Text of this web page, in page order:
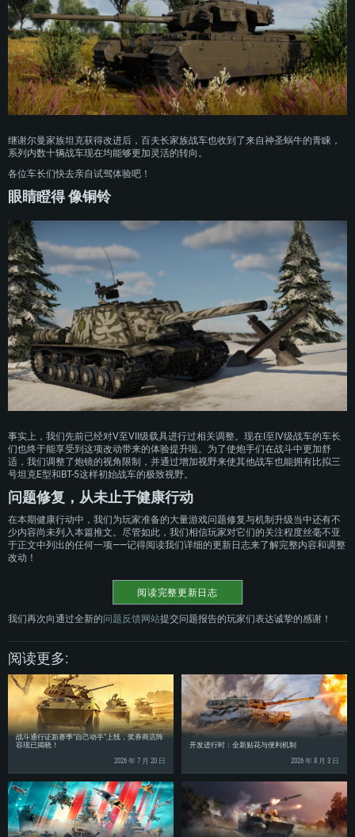
操作系统：Windows 10 (64位)
处理器：双核 2.2 GHz
内存大小：4GB
图形处理器：DirectX 11 级别的显卡 - AMD Radeon 77XX / NVIDIA GeForce
GTX 660 (游戏支持的解析度最低为720P)
网络：宽带网络连接
推荐配置
操作系统：Windows 10 / 11 (64位)
处理器：英特尔 Core i5 或 Ryzen 5 3600 及以上
内存大小: 16 GB 或更高
图形处理器：DirectX 11 及以上级别的显卡 - Nvidia GeForce GTX1060 /
AMD Radeon RX 570 同等级及更高
网络：宽带网络连接
硬盘空间: 75.9 GB (完整客户端)
操作系统：Mac OS Big Sur 11.0 或更新版本
处理器：Core i7，至少需要 2.2GHz (不支持Intel Xeon系列)
内存大小：6 GB
图形处理器: Intel Iris Pro 5200 (Mac) 或同等水平的 AMD / Nvidia显卡 (游戏
支持的解析度最低为720P)
网络：宽带网络连接
推荐配置
操作系统：Mac OS Big Sur 11.0 或更新版本
处理器：Core i7 (不支持Intel Xeon系列)
内存大小：8 GB
图形处理器：Radeon Vega II或更高，需要支持Metal
网络：宽带网络连接
硬盘空间：62.2 GB (完整客户端)
操作系统：大部分现代 64 位 Linux 系统发行版
处理器：双核 2.4 GHz
内存大小：4 GB
图形处理器：NVIDIA GTX 660 及最新显卡驱动 (至少为半年以内的版本) 或同
等水平的 AMD 显卡及最新的显卡驱动 (至少为半年以内的版本)。游戏支持的
解析度最低为720P。显卡需要支持Vulkan API
网络：宽带网络连接
硬盘空间: 22.1 GB (极简客户端)
推荐配置
操作系统：Ubuntu 20.04 64位
内存大小: 16 GB
图形处理器：NVIDIA GTX 1060 与最新显卡驱动 (至少为半年以内的版本) 或
同等水平的 AMD 显卡 (如 Radeon RX 570) 及最新的显卡驱动 (至少为半年以
内的版本)。
网络：宽带网络连接
硬盘空间：62.2 GB (完整客户端)
继谢尔曼家族坦克获得改进后，百夫长家族战车也收到了来自神圣蜗牛的青睐，
系列内数十辆战车现在均能够更加灵活的转向。
各位车长们快去亲自试驾体验吧！
眼睛瞪得 像铜铃
事实上，我们先前已经对V至VII级载具进行过相关调整。现在I至IV级战车的车长
们也终于能享受到这项改动带来的体验提升啦。为了使炮手们在战斗中更加舒
适，我们调整了炮镜的视角限制，并通过增加视野来使其他战车也能拥有比拟三
号坦克E型和BT-5这样初始战车的极致视野。
问题修复，从未止于健康行动
在本期健康行动中，我们为玩家准备的大量游戏问题修复与机制升级当中还有不
少内容尚未列入本篇推文。尽管如此，我们相信玩家对它们的关注程度丝毫不亚
于正文中列出的任何一项——记得阅读我们详细的更新日志来了解完整内容和调整
改动！
阅读完整更新日志
我们再次向通过全新的问题反馈网站提交问题报告的玩家们表达诚挚的感谢！
阅读更多:
战斗通行证新赛季“自己动手”上线，奖券商店阵
容现已揭晓！
2026 年 7 月 20 日
开发进行时：全新贴花与便利机制
2026 年 8 月 3 日